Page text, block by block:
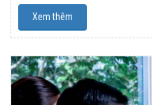
Xem thêm